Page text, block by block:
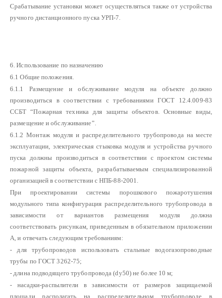
Срабатывание установки может осуществляться также от устройства
ручного дистанционного пуска УРП-7.
6. Использование по назначению
6.1 Общие положения.
6.1.1 Размещение и обслуживание модуля на объекте должно
производиться в соответствии с требованиями ГОСТ 12.4.009-83
ССБТ “Пожарная техника для защиты объектов. Основные виды,
размещение и обслуживание”.
6.1.2 Монтаж модуля и распределительного трубопровода на месте
эксплуатации, электрическая стыковка модуля и устройства ручного
пуска должны производиться в соответствии с проектом системы
пожарной защиты объекта, разрабатываемым специализированной
организацией в соответствии с НПБ-88-2001.
При проектировании системы порошкового пожаротушения
модульного типа конфигурация распределительного трубопровода в
зависимости от вариантов размещения модуля должна
соответствовать рисункам, приведенным в обязательном приложении
А, и отвечать следующим требованиям:
- для трубопроводов использовать стальные водогазопроводные
трубы по ГОСТ 3262-75;
- длина подводящего трубопровода (dу50) не более 10 м;
- насадки-распылители в зависимости от размеров защищаемой
площади располагать на распределительном трубопроводе в